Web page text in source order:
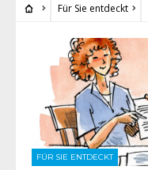
Für Sie entdeckt
FÜR SIE ENTDECKT